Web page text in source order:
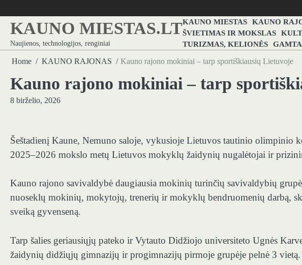
to
contentKAUNO MIESTAS.LT
Naujienos, technologijos, renginiai
KAUNO MIESTAS KAUNO
ŠVIETIMAS IR MOKSLAS
TURIZMAS, KELIONĖS GAMTA
Home KAUNO RAJONAS Kauno rajono mokiniai – tarp sportiškiausių Lietuvoje
Kauno rajono mokiniai – tarp
8 birželio, 2026
Šeštadienį Kaune, Nemuno saloje, vykusioje Lietuvos tautinio olimpinio
2025–2026 mokslo metų Lietuvos mokyklų žaidynių nugalėtojai ir
Kauno rajono savivaldybė daugiausia mokinių turinčių savivaldybių
nuoseklų mokinių, mokytojų, trenerių ir mokyklų bendruomenių darbą,
sveiką gyvenseną.
Tarp šalies geriausiųjų pateko ir Vytauto Didžiojo universiteto Ugnės
žaidynių didžiųjų gimnazijų ir progimnazijų pirmoje grupėje pelnė 3 vietą.